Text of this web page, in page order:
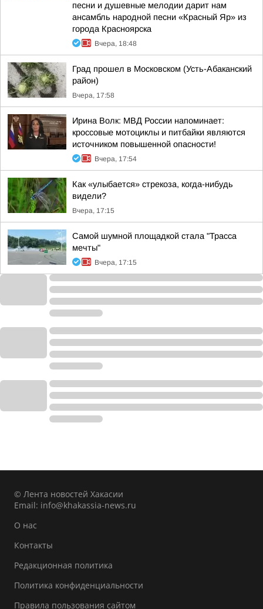
песни и душевные мелодии дарит нам
ансамбль народной песни «Красный Яр» из
города Красноярска
Вчера, 18:48
Град прошел в Московском (Усть-Абаканский
район)
Вчера, 17:58
Ирина Волк: МВД России напоминает:
кроссовые мотоциклы и питбайки являются
источником повышенной опасности!
Вчера, 17:54
Как «улыбается» стрекоза, когда-нибудь
видели?
Вчера, 17:15
Самой шумной площадкой стала "Трасса
мечты"
Вчера, 17:15
© Лента новостей Хакасии
Email: info@khakassia-news.ru
О нас
Контакты
Редакционная политика
Политика конфиденциальности
Правила пользования сайтом